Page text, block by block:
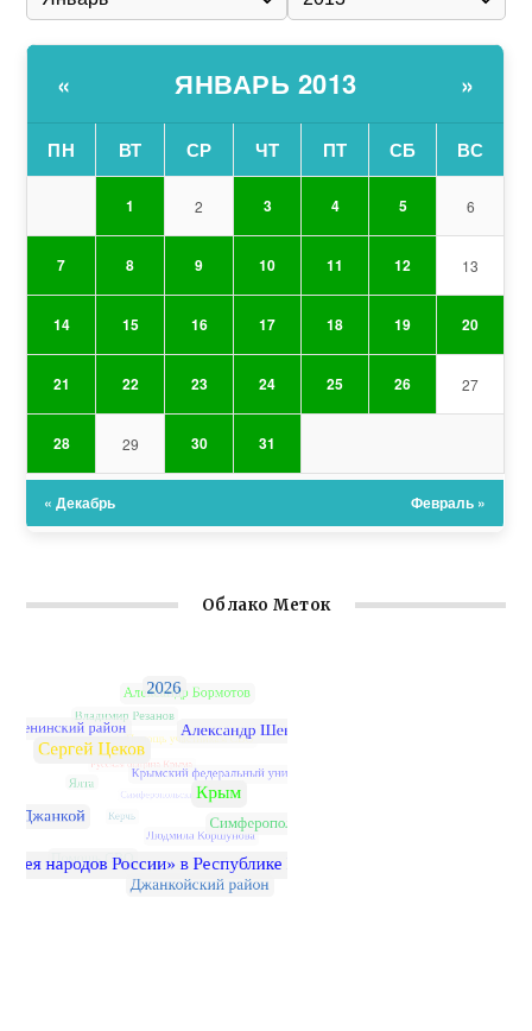
« ЯНВАРЬ 2013 »
ПН ВТ СР ЧТ ПТ СБ ВС
1 2 3 4 5 6
7 8 9 10 11 12 13
14 15 16 17 18 19 20
21 22 23 24 25 26 27
28 29 30 31
« Декабрь Февраль »
Облако Меток